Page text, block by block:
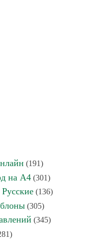
(191)
на А4 (301)
(136)
(305)
(345)